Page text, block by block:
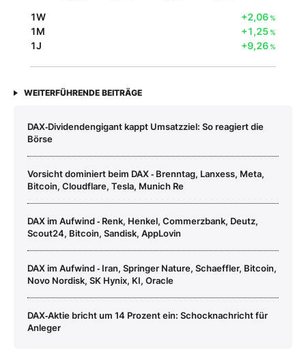
1W +2,06%
1M +1,25%
1J +9,26%
WEITERFÜHRENDE BEITRÄGE
DAX‑Dividendengigant kappt Umsatzziel: So reagiert die
Börse
Vorsicht dominiert beim DAX ‑ Brenntag, Lanxess, Meta,
Bitcoin, Cloudflare, Tesla, Munich Re
DAX im Aufwind ‑ Renk, Henkel, Commerzbank, Deutz,
Scout24, Bitcoin, Sandisk, AppLovin
DAX im Aufwind ‑ Iran, Springer Nature, Schaeffler, Bitcoin,
Novo Nordisk, SK Hynix, KI, Oracle
DAX‑Aktie bricht um 14 Prozent ein: Schocknachricht für
Anleger